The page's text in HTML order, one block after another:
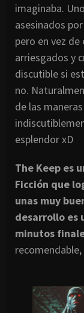
imaginaba.
asesinados
pero en vez
arriesgados y
discutible si
no.
de las
esplendor xD
The Keep es
Ficción que
unas muy
desarrollo es
minutos
recomendable,